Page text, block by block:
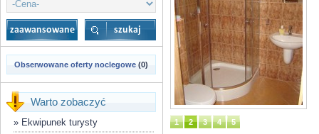
1 2 3 4 5
Obserwowane oferty noclegowe (0)
Warto zobaczyć
» Ekwipunek turysty